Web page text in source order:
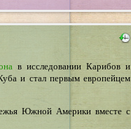
в исследовании Карибов и
и стал первым европейцем
Южной Америки вместе с